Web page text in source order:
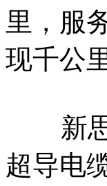
里，服
现千公
新思
超导电